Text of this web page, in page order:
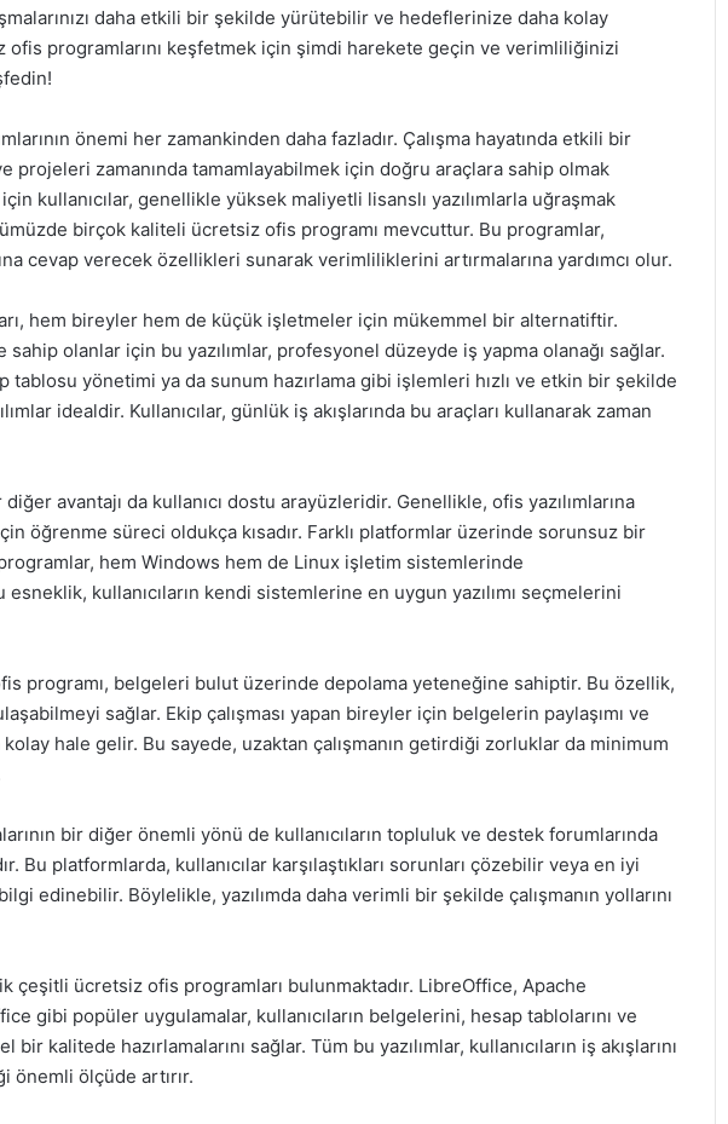
daha etkili bir şekilde yürütebilir ve hedeflerinize daha kolay
ofis programlarını keşfetmek için şimdi harekete geçin ve verimliliğinizi
önemi her zamankinden daha fazladır. Çalışma hayatında etkili bir
projeleri zamanında tamamlayabilmek için doğru araçlara sahip olmak
kullanıcılar, genellikle yüksek maliyetli lisanslı yazılımlarla uğraşmak
birçok kaliteli ücretsiz ofis programı mevcuttur. Bu programlar,
cevap verecek özellikleri sunarak verimliliklerini artırmalarına yardımcı olur.
hem bireyler hem de küçük işletmeler için mükemmel bir alternatiftir.
sahip olanlar için bu yazılımlar, profesyonel düzeyde iş yapma olanağı sağlar.
tablosu yönetimi ya da sunum hazırlama gibi işlemleri hızlı ve etkin bir şekilde
idealdir. Kullanıcılar, günlük iş akışlarında bu araçları kullanarak zaman
avantajı da kullanıcı dostu arayüzleridir. Genellikle, ofis yazılımlarına
öğrenme süreci oldukça kısadır. Farklı platformlar üzerinde sorunsuz bir
hem Windows hem de Linux işletim sistemlerinde
esneklik, kullanıcıların kendi sistemlerine en uygun yazılımı seçmelerini
programı, belgeleri bulut üzerinde depolama yeteneğine sahiptir. Bu özellik,
sağlar. Ekip çalışması yapan bireyler için belgelerin paylaşımı ve
hale gelir. Bu sayede, uzaktan çalışmanın getirdiği zorluklar da minimum
bir diğer önemli yönü de kullanıcıların topluluk ve destek forumlarında
Bu platformlarda, kullanıcılar karşılaştıkları sorunları çözebilir veya en iyi
edinebilir. Böylelikle, yazılımda daha verimli bir şekilde çalışmanın yollarını
çeşitli ücretsiz ofis programları bulunmaktadır. LibreOffice, Apache
gibi popüler uygulamalar, kullanıcıların belgelerini, hesap tablolarını ve
bir kalitede hazırlamalarını sağlar. Tüm bu yazılımlar, kullanıcıların iş akışlarını
önemli ölçüde artırır.